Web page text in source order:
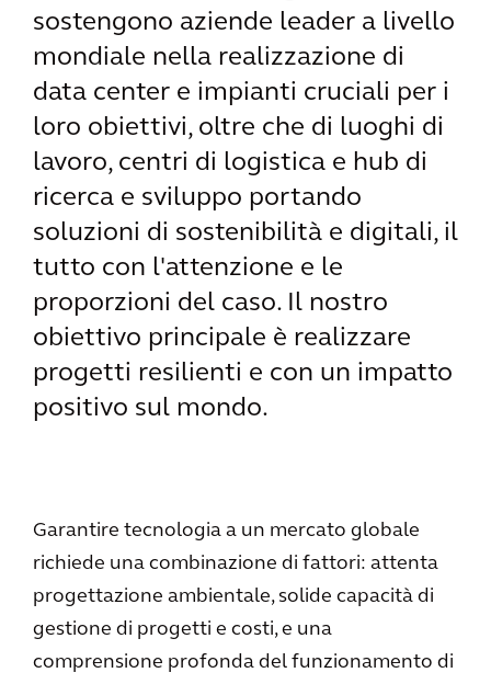
sostengono aziende leader a livello
mondiale nella realizzazione di
data center e impianti cruciali per i
loro obiettivi, oltre che di luoghi di
lavoro, centri di logistica e hub di
ricerca e sviluppo portando
soluzioni di sostenibilità e digitali, il
tutto con l'attenzione e le
proporzioni del caso. Il nostro
obiettivo principale è realizzare
progetti resilienti e con un impatto
positivo sul mondo.
Garantire tecnologia a un mercato globale
richiede una combinazione di fattori: attenta
progettazione ambientale, solide capacità di
gestione di progetti e costi, e una
comprensione profonda del funzionamento di